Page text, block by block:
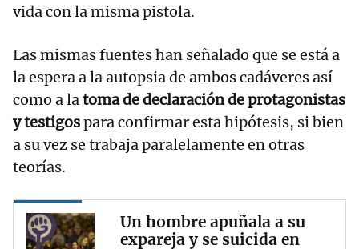
vida con la misma pistola.
Las mismas fuentes han señalado que se está a
la espera a la autopsia de ambos cadáveres así
como a latoma de declaración de protagonistas
y testigospara confirmar esta hipótesis, si bien
a su vez se trabaja paralelamente en otras
teorías.
Un hombre apuñala a su
expareja y se suicida en